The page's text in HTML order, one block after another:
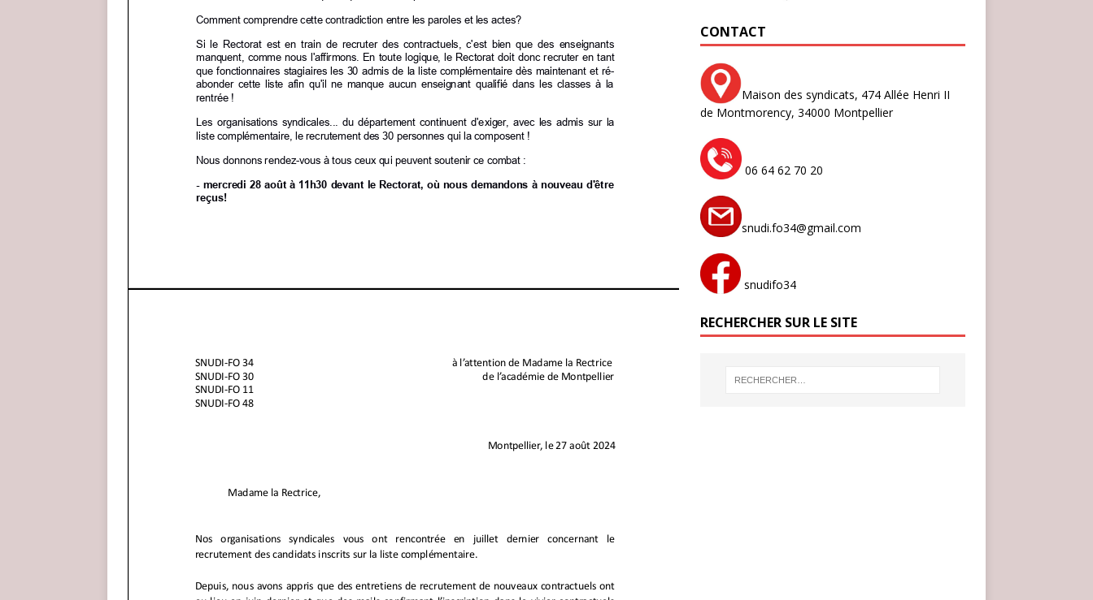
CONTACT
Maison des syndicats, 474 Allée Henri II
de Montmorency, 34000 Montpellier
06 64 62 70 20
snudi.fo34@gmail.com
snudifo34
RECHERCHER SUR LE SITE